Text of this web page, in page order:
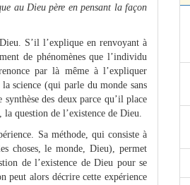
au Dieu père en pensant la façon
S’il l’explique en renvoyant à
de phénomènes que l’individu
par là même à l’expliquer
science (qui parle du monde sans
des deux parce qu’il place
question de l’existence de Dieu.
Sa méthode, qui consiste à
choses, le monde, Dieu), permet
de l’existence de Dieu pour se
peut alors décrire cette expérience